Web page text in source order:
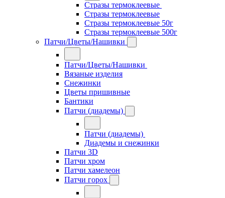
Стразы термоклеевые
Стразы термоклеевые
Стразы термоклеевые 50г
Стразы термоклеевые 500г
Патчи/Цветы/Нашивки
Патчи/Цветы/Нашивки
Вязаные изделия
Снежинки
Цветы пришивные
Бантики
Патчи (диадемы)
Патчи (диадемы)
Диадемы и снежинки
Патчи 3D
Патчи хром
Патчи хамелеон
Патчи горох